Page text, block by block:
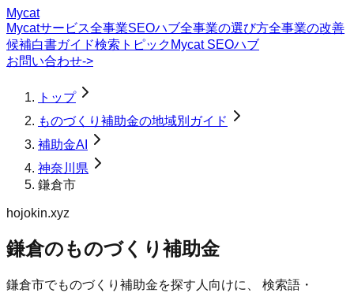
Mycat
Mycatサービス全事業SEOハブ全事業の選び方全事業の改善
候補白書ガイド検索トピック Mycat SEOハブ
お問い合わせ->
トップ
ものづくり補助金の地域別ガイド
補助金AI
神奈川県
鎌倉市
hojokin.xyz
鎌倉のものづくり補助金
鎌倉市でものづくり補助金を探す人向けに、 検索語・